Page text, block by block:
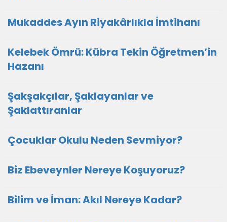
Mukaddes Ayın Riyakârlıkla İmtihanı
Kelebek Ömrü: Kübra Tekin Öğretmen’in
Hazanı
Şakşakçılar, Şaklayanlar ve
Şaklattıranlar
Çocuklar Okulu Neden Sevmiyor?
Biz Ebeveynler Nereye Koşuyoruz?
Bilim ve İman: Akıl Nereye Kadar?